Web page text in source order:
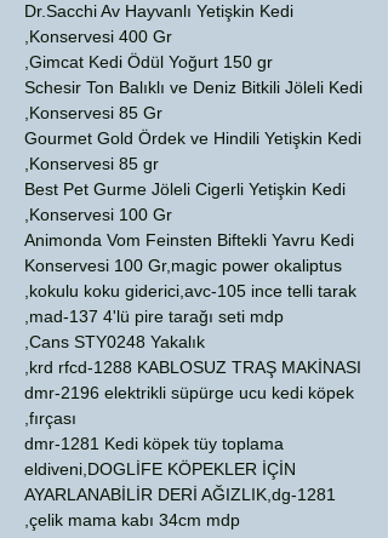
Dr.Sacchi Av Hayvanlı Yetişkin Kedi
Konservesi 400 Gr,
Gimcat Kedi Ödül Yoğurt 150 gr,
Schesir Ton Balıklı ve Deniz Bitkili Jöleli Kedi
Konservesi 85 Gr,
Gourmet Gold Ördek ve Hindili Yetişkin Kedi
Konservesi 85 gr,
Best Pet Gurme Jöleli Cigerli Yetişkin Kedi
Konservesi 100 Gr,
Animonda Vom Feinsten Biftekli Yavru Kedi
Konservesi 100 Gr,magic power okaliptus
kokulu koku giderici,avc-105 ince telli tarak,
mad-137 4'lü pire tarağı seti mdp,
Cans STY0248 Yakalık,
krd rfcd-1288 KABLOSUZ TRAŞ MAKİNASI,
dmr-2196 elektrikli süpürge ucu kedi köpek
fırçası,
dmr-1281 Kedi köpek tüy toplama
eldiveni,DOGLİFE KÖPEKLER İÇİN
AYARLANABİLİR DERİ AĞIZLIK,dg-1281
çelik mama kabı 34cm mdp,